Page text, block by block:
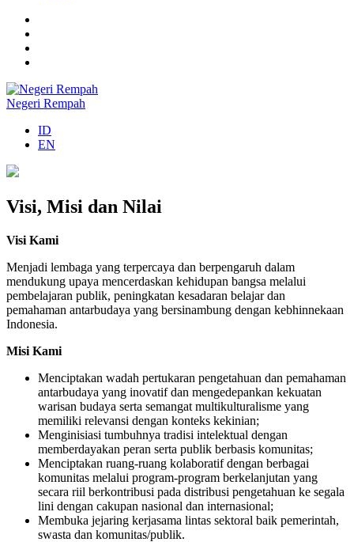
Negeri Rempah
ID
EN
Visi, Misi dan Nilai
Visi Kami
Menjadi lembaga yang terpercaya dan berpengaruh dalam
mendukung upaya mencerdaskan kehidupan bangsa melalui
pembelajaran publik, peningkatan kesadaran belajar dan
pemahaman antarbudaya yang bersinambung dengan kebhinnekaan
Indonesia.
Misi Kami
Menciptakan wadah pertukaran pengetahuan dan pemahaman
antarbudaya yang inovatif dan mengedepankan kekuatan
warisan budaya serta semangat multikulturalisme yang
memiliki relevansi dengan konteks kekinian;
Menginisiasi tumbuhnya tradisi intelektual dengan
memberdayakan peran serta publik berbasis komunitas;
Menciptakan ruang-ruang kolaboratif dengan berbagai
komunitas melalui program-program berkelanjutan yang
secara riil berkontribusi pada distribusi pengetahuan ke segala
lini dengan cakupan nasional dan internasional;
Membuka jejaring kerjasama lintas sektoral baik pemerintah,
swasta dan komunitas/publik.